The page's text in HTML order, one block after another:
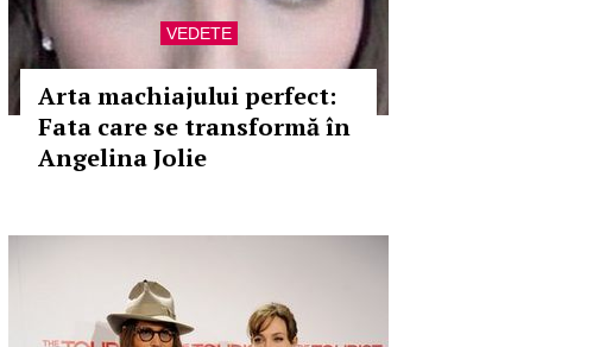
VEDETE
Arta machiajului perfect:
Fata care se transformă în
Angelina Jolie